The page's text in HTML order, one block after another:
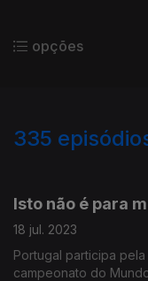
opções
335
Isto não é para
18 jul. 2023
Portugal participa
campeonato do